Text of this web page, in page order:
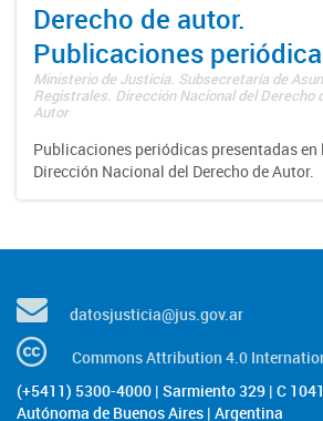
Derecho de autor.
Publicaciones
Ministerio de Justicia. Subsecretaría de
Registrales. Dirección Nacional del Derecho
Autor
Publicaciones periódicas presentadas en
Dirección Nacional del Derecho de Autor.
datosjusticia@jus.gov.ar
Commons Attribution 4.0
(+5411) 5300-4000 | Sarmiento 329 | C
Autónoma de Buenos Aires | Argentina